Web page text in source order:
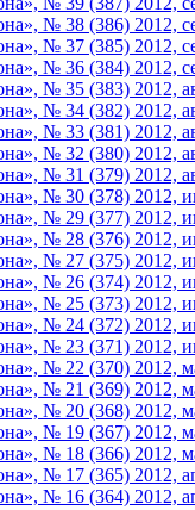
№ 38 (386) 2012,
№ 37 (385) 2012,
№ 36 (384) 2012,
№ 35 (383) 2012,
№ 34 (382) 2012,
№ 33 (381) 2012,
№ 32 (380) 2012,
№ 31 (379) 2012,
№ 30 (378) 2012,
№ 29 (377) 2012,
№ 28 (376) 2012,
№ 27 (375) 2012,
№ 26 (374) 2012,
№ 25 (373) 2012,
№ 24 (372) 2012,
№ 23 (371) 2012,
№ 22 (370) 2012,
№ 21 (369) 2012,
№ 20 (368) 2012,
№ 19 (367) 2012,
№ 18 (366) 2012,
№ 17 (365) 2012,
№ 16 (364) 2012,